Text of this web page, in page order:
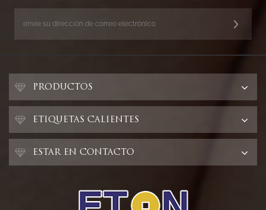
PRODUCTOS
ETIQUETAS CALIENTES
ESTAR EN CONTACTO